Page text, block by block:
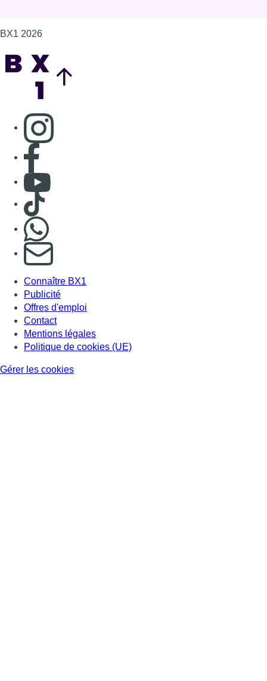
BX1 2026
Consulter page Instagram
Consulter page Facebook
Consulter Youtube
Consulter TikTok
S'abonner à notre newsletter
Connaître BX1
Publicité
Offres d'emploi
Contact
Mentions légales
Politique de cookies (UE)
Gérer les cookies